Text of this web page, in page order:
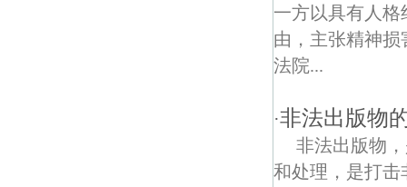
一方以具有人
由，主张精神损
法院...
·非法出版物
非法出版物
和处理，是打击